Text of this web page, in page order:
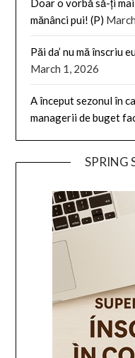
Doar o vorbă să-ți
mănânci pui! (P)
Păi da’ nu mă înscriu
March 1, 2026
A început sezonul în
managerii de buget
SPRING